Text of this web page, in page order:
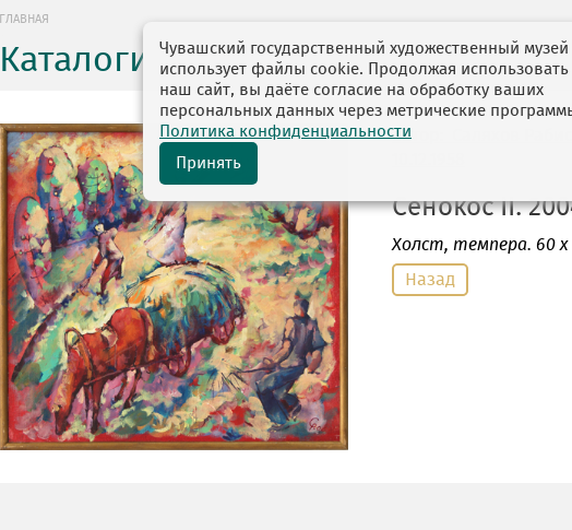
ГЛАВНАЯ
Каталоги выставок
автор: Саляхов
Сенокос II.
Холст, темпера. 60 х
Назад
Чувашский государственный художественный музей
использует файлы cookie. Продолжая использовать
наш сайт, вы даёте согласие на обработку ваших
персональных данных через метрические
Политика конфиденциальности
Принять